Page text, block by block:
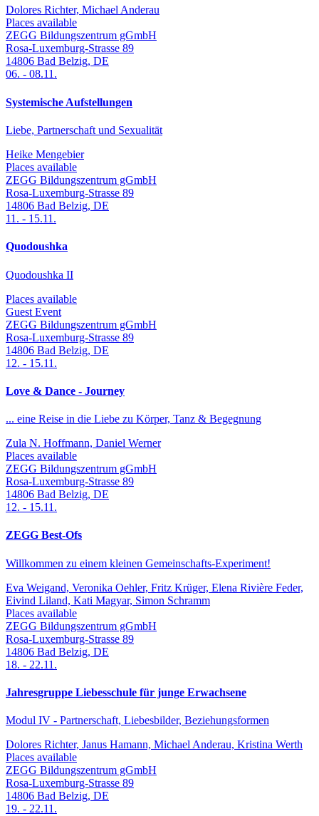
Dolores Richter, Michael Anderau
Places available
ZEGG Bildungszentrum gGmbH
Rosa-Luxemburg-Strasse 89
14806 Bad Belzig, DE
06. - 08.11.
Systemische Aufstellungen
Liebe, Partnerschaft und Sexualität
Heike Mengebier
Places available
ZEGG Bildungszentrum gGmbH
Rosa-Luxemburg-Strasse 89
14806 Bad Belzig, DE
11. - 15.11.
Quodoushka
Quodoushka II
Places available
Guest Event
ZEGG Bildungszentrum gGmbH
Rosa-Luxemburg-Strasse 89
14806 Bad Belzig, DE
12. - 15.11.
Love & Dance - Journey
... eine Reise in die Liebe zu Körper, Tanz & Begegnung
Zula N. Hoffmann, Daniel Werner
Places available
ZEGG Bildungszentrum gGmbH
Rosa-Luxemburg-Strasse 89
14806 Bad Belzig, DE
12. - 15.11.
ZEGG Best-Ofs
Willkommen zu einem kleinen Gemeinschafts-Experiment!
Eva Weigand, Veronika Oehler, Fritz Krüger, Elena Rivière Feder,
Eivind Liland, Kati Magyar, Simon Schramm
Places available
ZEGG Bildungszentrum gGmbH
Rosa-Luxemburg-Strasse 89
14806 Bad Belzig, DE
18. - 22.11.
Jahresgruppe Liebesschule für junge Erwachsene
Modul IV - Partnerschaft, Liebesbilder, Beziehungsformen
Dolores Richter, Janus Hamann, Michael Anderau, Kristina Werth
Places available
ZEGG Bildungszentrum gGmbH
Rosa-Luxemburg-Strasse 89
14806 Bad Belzig, DE
19. - 22.11.